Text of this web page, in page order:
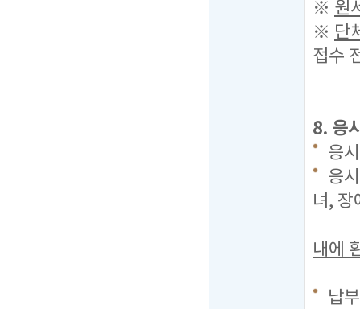
※ 원
※ 단
접수
8. 응
응
응
녀, 장
내에
납